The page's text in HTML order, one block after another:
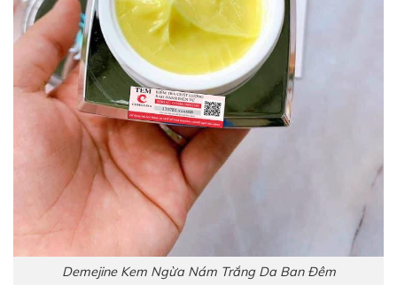
Demejine Kem Ngừa Nám Trắng Da Ban Đêm